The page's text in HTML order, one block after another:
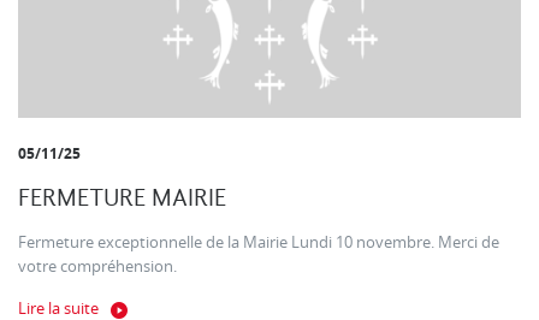
05/11/25
FERMETURE MAIRIE
Fermeture exceptionnelle de la Mairie Lundi 10 novembre. Merci de
votre compréhension.
Lire la suite